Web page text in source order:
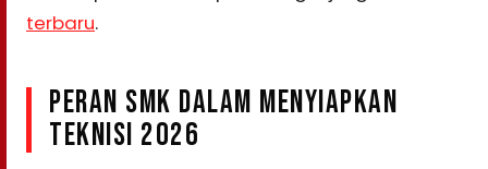
terbaru.
PERAN SMK DALAM MENYIAPKAN
TEKNISI 2026